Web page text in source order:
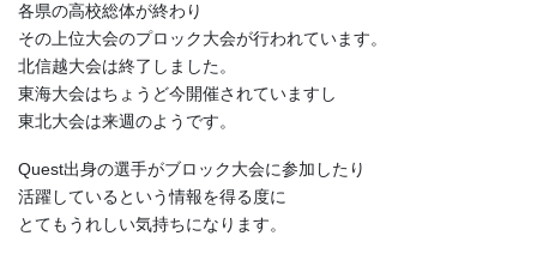
各県の高校総体が終わり
その上位大会のプロック大会が行われています。
北信越大会は終了しました。
東海大会はちょうど今開催されていますし
東北大会は来週のようです。
Quest出身の選手がブロック大会に参加したり
活躍しているという情報を得る度に
とてもうれしい気持ちになります。